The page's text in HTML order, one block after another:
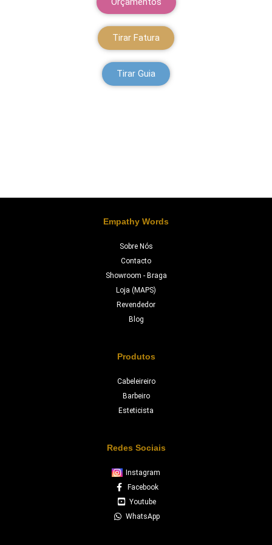
Tirar Fatura
Tirar Guia
Empathy Words
Sobre Nós
Contacto
Showroom - Braga
Loja (MAPS)
Revendedor
Blog
Produtos
Cabeleireiro
Barbeiro
Esteticista
Redes Sociais
Instagram
Facebook
Youtube
WhatsApp